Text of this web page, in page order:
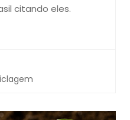
citando eles.